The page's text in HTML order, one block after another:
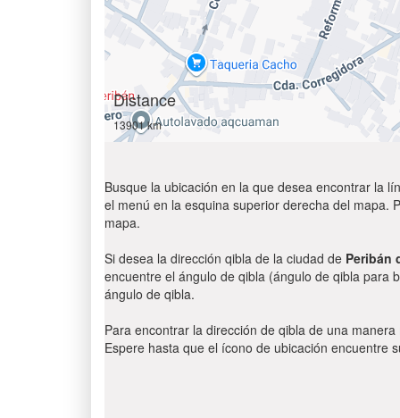
Distance
13901 km
Busque la ubicación en la que desea encontrar la
el menú en la esquina superior derecha del mapa.
mapa.
Si desea la dirección qibla de la ciudad de Peribán
encuentre el ángulo de qibla (ángulo de qibla para
ángulo de qibla.
Para encontrar la dirección de qibla de una
Espere hasta que el ícono de ubicación encuentre